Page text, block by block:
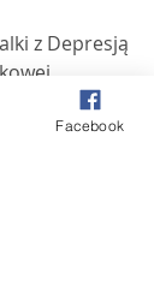
Facebook